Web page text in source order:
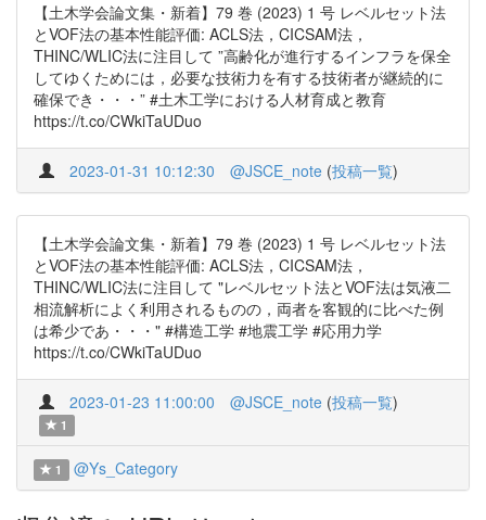
【土木学会論文集・新着】79 巻 (2023) 1 号 レベルセット法
とVOF法の基本性能評価: ACLS法，CICSAM法，
THINC/WLIC法に注目して ”高齢化が進行するインフラを保全
してゆくためには，必要な技術力を有する技術者が継続的に
確保でき・・・” #土木工学における人材育成と教育
https://t.co/CWkiTaUDuo
2023-01-31 10:12:30 @JSCE_note (投稿一覧)
【土木学会論文集・新着】79 巻 (2023) 1 号 レベルセット法
とVOF法の基本性能評価: ACLS法，CICSAM法，
THINC/WLIC法に注目して "レベルセット法とVOF法は気液二
相流解析によく利用されるものの，両者を客観的に比べた例
は希少であ・・・" #構造工学 #地震工学 #応用力学
https://t.co/CWkiTaUDuo
2023-01-23 11:00:00 @JSCE_note (投稿一覧)
1
1 @Ys_Category